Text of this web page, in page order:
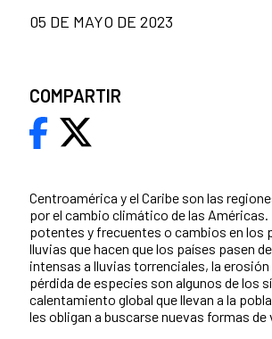
Centroamérica y el Caribe son las
por el cambio climático de las Américas.
potentes y frecuentes o cambios en los
lluvias que hacen que los países pasen
intensas a lluvias torrenciales, la
pérdida de especies son algunos de los
calentamiento global que llevan a la
les obligan a buscarse nuevas formas de
05 DE MAYO DE 2023
COMPARTIR